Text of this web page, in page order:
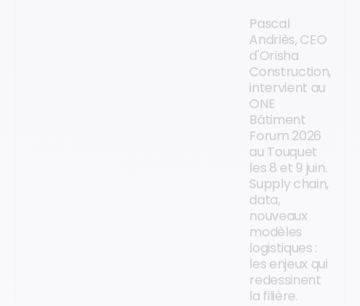
Pascal
Andriès, CEO
d'Orisha
Construction,
intervient au
ONE
Bâtiment
Forum 2026
au Touquet
les 8 et 9 juin.
Supply chain,
data,
nouveaux
modèles
logistiques :
les enjeux qui
redessinent
la filière.